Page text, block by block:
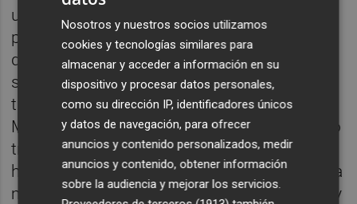
uno de los primeros futbolistas en admitir
públicamente su hábito de fumar. Afirmó
que fumaba desde los 13 años y que solía
salir de fiesta los jueves, costumbre que
también abordaremos en otra ocasión.
Miguel era conocido por fumar tabaco negro
tras los entrenamientos, justificando su
hábito con una afirmación peculiar: "así entra
mejor cuando los pulmones están abiertos y
Nosotros y nuestros socios utilizamos
cookies y tecnologías similares para
almacenar y acceder a información en su
dispositivo y procesar datos personales,
como su dirección IP, identificadores únicos
y datos de navegación, para ofrecer
anuncios y contenido personalizados, medir
anuncios y contenido, obtener información
sobre la audiencia y mejorar los servicios.